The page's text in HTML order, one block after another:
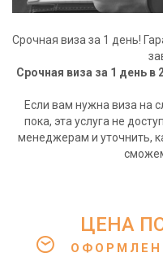
Срочная виза за 1 день!
Срочная виза за 1 день
Если вам нужна виза на
пока, эта услуга не
менеджерам и уточнить,
ЦЕНА